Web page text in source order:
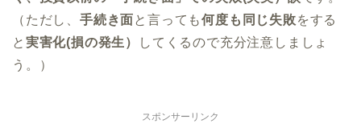
（ただし、 手続き面と言っても何度も同じ失敗をする
と 実害化(損の発生）
してくるので充分注意しましょ
う。）
スポンサーリンク